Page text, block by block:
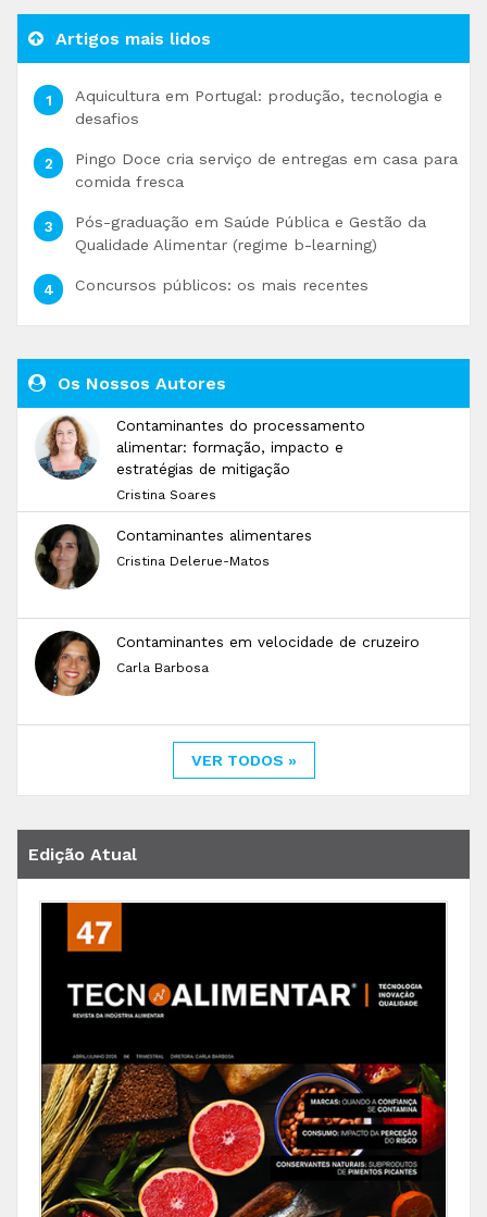
Artigos mais lidos
Aquicultura em Portugal: produção, tecnologia e
desafios
Pingo Doce cria serviço de entregas em casa para
comida fresca
Pós-graduação em Saúde Pública e Gestão da
Qualidade Alimentar (regime b-learning)
Concursos públicos: os mais recentes
Os Nossos Autores
Contaminantes do processamento
alimentar: formação, impacto e
estratégias de mitigação
Cristina Soares
Contaminantes alimentares
Cristina Delerue-Matos
Contaminantes em velocidade de cruzeiro
Carla Barbosa
VER TODOS »
Edição Atual